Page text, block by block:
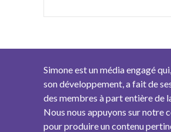
Simone est un média engagé
son développement, a fait de
des membres à part entière de
Nous nous appuyons sur notre
pour produire un contenu